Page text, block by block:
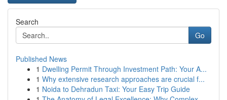
Search
Go
Published News
1 Dwelling Permit Through Investment Path: Your A...
1 Why extensive research approaches are crucial f...
1 Noida to Dehradun Taxi: Your Easy Trip Guide